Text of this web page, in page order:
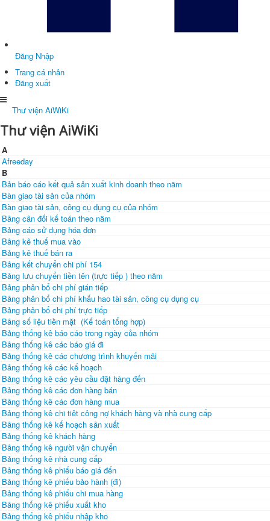
Đăng Nhập
Trang cá nhân
Đăng xuất
Thư viện AiWiKi
Thư viện AiWiKi
A
Afreeday
B
Bản báo cáo kết quả sản xuất kinh doanh theo năm
Bàn giao tài sản của nhóm
Bàn giao tài sản, công cụ dụng cụ của nhóm
Bảng cân đối kế toán theo năm
Bảng cáo sử dụng hóa đơn
Bảng kê thuế mua vào
Bảng kê thuế bán ra
Bảng kết chuyển chi phí 154
Bảng lưu chuyển tiền tên (trực tiếp ) theo năm
Bảng phân bổ chi phí gián tiếp
Bảng phân bổ chi phí khấu hao tài sản, công cụ dụng cụ
Bảng phân bổ chi phí trực tiếp
Bảng số liệu tiền mặt (Kế toán tổng hợp)
Bảng thống kê báo cáo trong ngày của nhóm
Bảng thống kê các báo giá đi
Bảng thống kê các chương trình khuyến mãi
Bảng thống kê các kế hoạch
Bảng thống kê các yêu cầu đặt hàng đến
Bảng thống kê các đơn hàng bán
Bảng thống kê các đơn hàng mua
Bảng thống kê chi tiêt công nợ khách hàng và nhà cung cấp
Bảng thống kê kế hoạch sản xuất
Bảng thống kê khách hàng
Bảng thống kê người vận chuyển
Bảng thống kê nhà cung cấp
Bảng thống kê phiếu báo giá đến
Bảng thống kê phiếu bảo hành (đi)
Bảng thống kê phiếu chi mua hàng
Bảng thống kê phiếu xuất kho
Bảng thống kê phiếu nhập kho